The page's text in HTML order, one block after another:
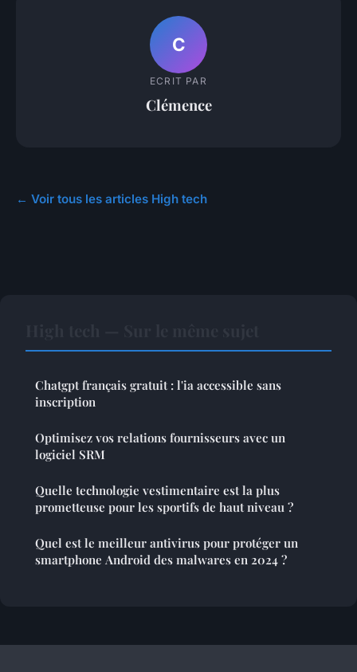
C
ECRIT PAR
Clémence
← Voir tous les articles High tech
Chatgpt français gratuit : l'ia accessible sans
inscription
Optimisez vos relations fournisseurs avec un
logiciel SRM
Quelle technologie vestimentaire est la plus
prometteuse pour les sportifs de haut niveau ?
Quel est le meilleur antivirus pour protéger un
smartphone Android des malwares en 2024 ?